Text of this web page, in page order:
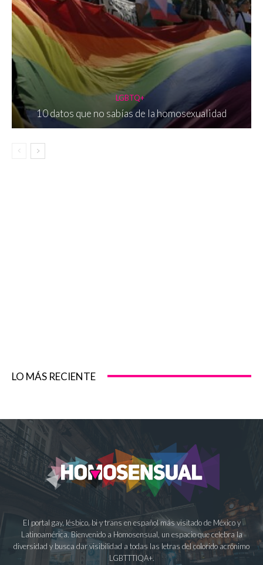
LGBTQ+
10 datos que no sabías de la homosexualidad
LO MÁS RECIENTE
El portal gay, lésbico, bi y trans en español más visitado de México y
Latinoamérica. Bienvenido a Homosensual, un espacio que celebra la
diversidad y busca dar visibilidad a todas las letras del colorido acrónimo
LGBTTTIQA+.